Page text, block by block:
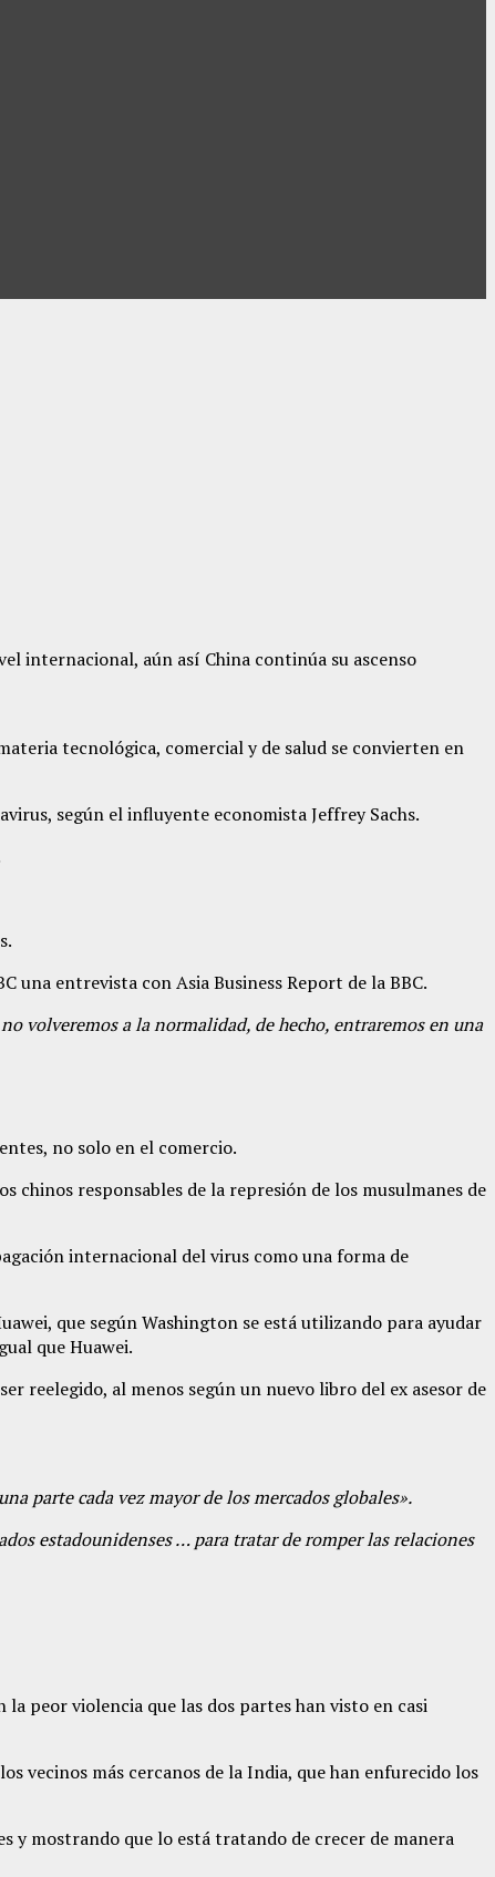
internacional, aún así China continúa su ascenso
tecnológica, comercial y de salud se convierten en
según el influyente economista Jeffrey Sachs.
una entrevista con Asia Business Report de la BBC.
volveremos a la normalidad, de hecho, entraremos en una
no solo en el comercio.
chinos responsables de la represión de los musulmanes de
internacional del virus como una forma de
que según Washington se está utilizando para ayudar
que Huawei.
reelegido, al menos según un nuevo libro del ex asesor de
parte cada vez mayor de los mercados globales».
estadounidenses … para tratar de romper las relaciones
peor violencia que las dos partes han visto en casi
vecinos más cercanos de la India, que han enfurecido los
y mostrando que lo está tratando de crecer de manera